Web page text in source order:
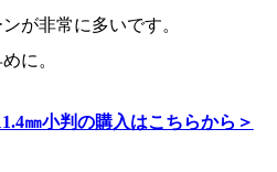
が非常に多いです。
に。
㎜小判の購入はこちらから＞